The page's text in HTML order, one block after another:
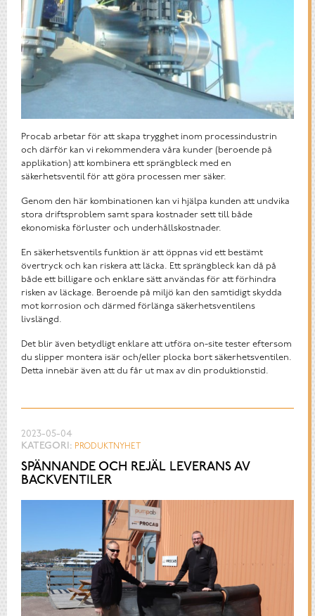
Procab arbetar för att skapa trygghet inom processindustrin
och därför kan vi rekommendera våra kunder (beroende på
applikation) att kombinera ett sprängbleck med en
säkerhetsventil för att göra processen mer säker.
Genom den här kombinationen kan vi hjälpa kunden att undvika
stora driftsproblem samt spara kostnader sett till både
ekonomiska förluster och underhållskostnader.
En säkerhetsventils funktion är att öppnas vid ett bestämt
övertryck och kan riskera att läcka. Ett sprängbleck kan då på
både ett billigare och enklare sätt användas för att förhindra
risken av läckage. Beroende på miljö kan den samtidigt skydda
mot korrosion och därmed förlänga säkerhetsventilens
livslängd.
Det blir även betydligt enklare att utföra on-site tester eftersom
du slipper montera isär och/eller plocka bort säkerhetsventilen.
Detta innebär även att du får ut max av din produktionstid.
SPÄNNANDE OCH REJÄL LEVERANS AV
BACKVENTILER
2023-05-04
KATEGORI: PRODUKTNYHET